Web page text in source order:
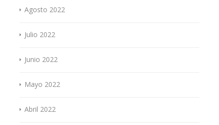
Agosto 2022
Julio 2022
Junio 2022
Mayo 2022
Abril 2022